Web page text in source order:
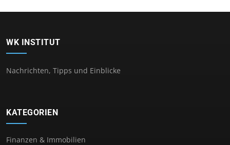
WK INSTITUT
Nachrichten, Tipps und Einblicke
KATEGORIEN
Finanzen & Immobilien